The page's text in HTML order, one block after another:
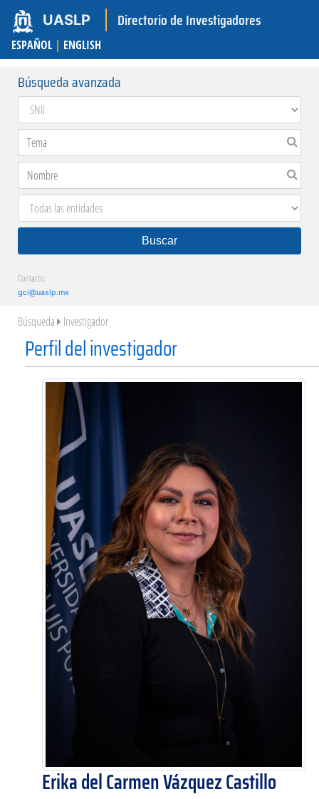
UASLP Directorio de Investigadores
ESPAÑOL | ENGLISH
Búsqueda avanzada
Buscar
Contacto:
gci@uaslp.mx
Búsqueda Investigador
Perfil del investigador
Erika del Carmen Vázquez Castillo